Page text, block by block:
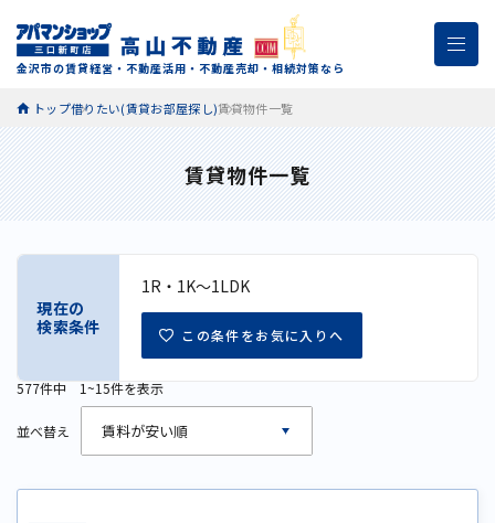
金沢市の賃貸経営・不動産活用・不動産売却・相続対策なら
トップ借りたい(賃貸お部屋探し)賃貸物件一覧
賃貸物件一覧
577件中 1~15件を表示
並べ替え
現在の
検索条件
1R・1K～1LDK
この条件をお気に入りへ